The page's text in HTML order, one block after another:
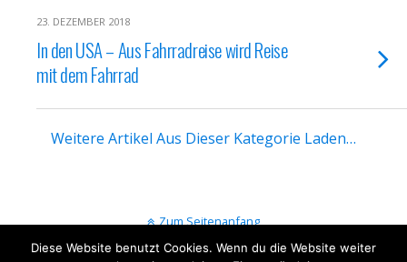
23. DEZEMBER 2018
In den USA – Aus Fahrradreise wird Reise
mit dem Fahrrad
Weitere Artikel Aus Dieser Kategorie Laden…
Zum Seitenanfang
Diese Website benutzt Cookies. Wenn du die Website weiter